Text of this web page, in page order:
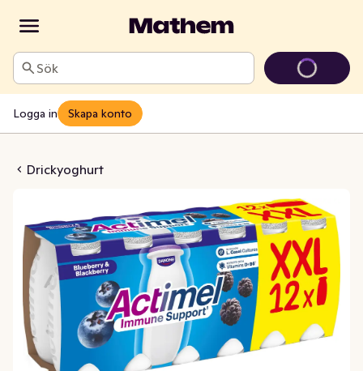
Sök
Logga in Skapa konto
Drickyoghurt
& Björnbär 12-p